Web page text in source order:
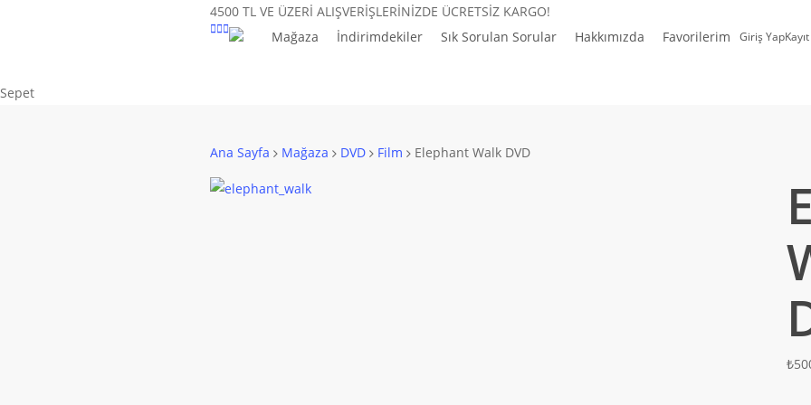
4500 TL VE ÜZERİ ALIŞVERİŞLERİNİZDE ÜCRETSİZ KARGO!
Mağaza
İndirimdekiler Sık Sorulan Sorular Hakkımızda Favorilerim Giriş Yap
SepetClose
Ana Sayfa Mağaza DVD Film Elephant Walk DVD
₺